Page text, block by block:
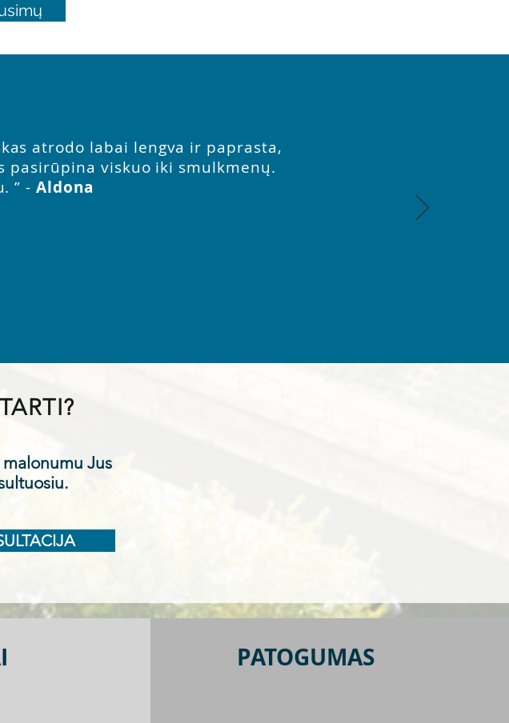
atrodo labai lengva ir paprasta,
pasirūpina viskuo iki smulkmenų.
” -Aldona
Jus
PATOGUMAS